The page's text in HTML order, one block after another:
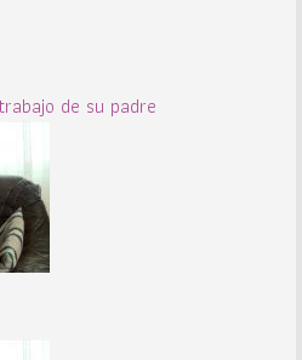
de su padre